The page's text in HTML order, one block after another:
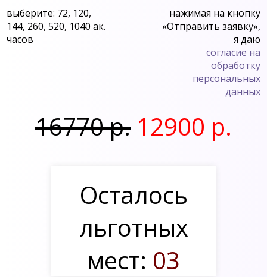
выберите: 72, 120,
144, 260, 520, 1040 ак.
часов
нажимая на кнопку
«Отправить заявку»,
я даю
согласие на
обработку
персональных
данных
16770 р. 12900 р.
Осталось
льготных
мест: 03